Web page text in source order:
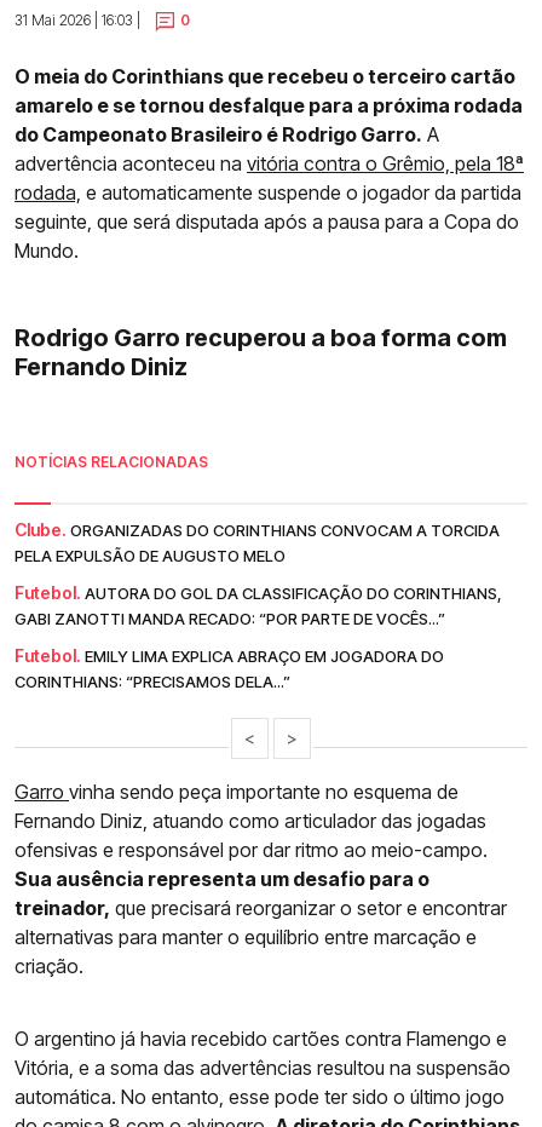
31 Mai 2026 | 16:03 |
0
O meia do Corinthians que recebeu o terceiro cartão
amarelo e se tornou desfalque para a próxima rodada
do Campeonato Brasileiro é Rodrigo Garro. A
advertência aconteceu na vitória contra o Grêmio, pela 18ª
rodada, e automaticamente suspende o jogador da partida
seguinte, que será disputada após a pausa para a Copa do
Mundo.
Rodrigo Garro recuperou a boa forma com
Fernando Diniz
NOTÍCIAS RELACIONADAS
Clube. ORGANIZADAS DO CORINTHIANS CONVOCAM A TORCIDA
PELA EXPULSÃO DE AUGUSTO MELO
Futebol. AUTORA DO GOL DA CLASSIFICAÇÃO DO CORINTHIANS,
GABI ZANOTTI MANDA RECADO: “POR PARTE DE VOCÊS...”
Futebol. EMILY LIMA EXPLICA ABRAÇO EM JOGADORA DO
CORINTHIANS: “PRECISAMOS DELA...”
< >
Garro vinha sendo peça importante no esquema de
Fernando Diniz, atuando como articulador das jogadas
ofensivas e responsável por dar ritmo ao meio-campo.
Sua ausência representa um desafio para o
treinador, que precisará reorganizar o setor e encontrar
alternativas para manter o equilíbrio entre marcação e
criação.
O argentino já havia recebido cartões contra Flamengo e
Vitória, e a soma das advertências resultou na suspensão
automática. No entanto, esse pode ter sido o último jogo